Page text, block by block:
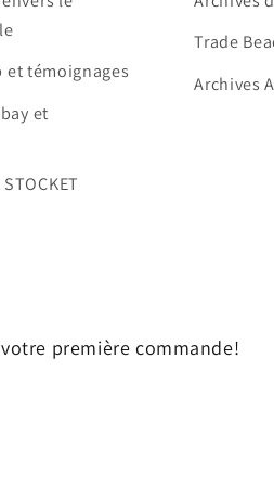
et témoignages
et
Trade
Archives
première commande!